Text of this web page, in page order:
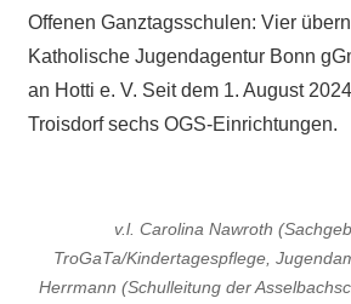
Offenen Ganztagsschulen: Vier
Katholische Jugendagentur Bonn
an Hotti e. V. Seit dem 1. August
Troisdorf sechs OGS-Einrichtungen.
v.l. Carolina Nawroth
TroGaTa/Kindertagespflege,
Herrmann (Schulleitung der